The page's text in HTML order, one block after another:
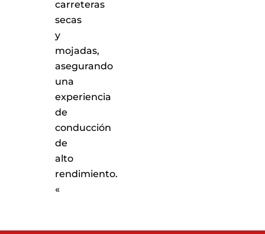
carreteras
secas
y
mojadas,
asegurando
una
experiencia
de
conducción
de
alto
rendimiento.
«